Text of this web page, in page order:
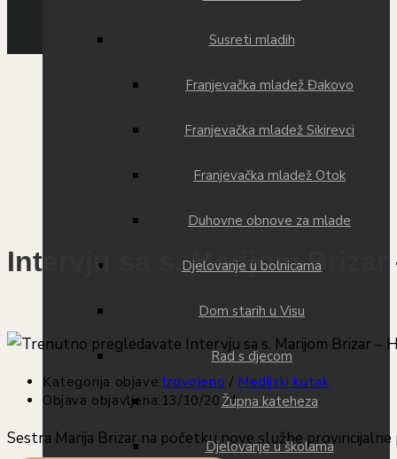
Susreti mladih
Franjevačka mladež Đakovo
Franjevačka mladež Sikirevci
Franjevačka mladež Otok
Duhovne obnove za mlade
Djelovanje u bolnicama
Dom starih u Visu
Rad s djecom
Župna kateheza
Djelovanje u školama
Intervju sa s. Marijom Brizar
Kategorija objave:Izdvojeno / Medijski kutak
Objava objavljena: 13/10/2024
Sestra Marija Brizar na početku nove službe provincijalne